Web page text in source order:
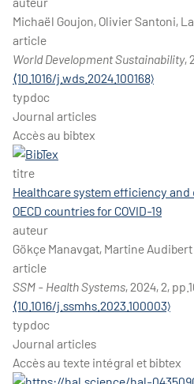
Michaël Goujon, Olivier Santoni,
article
World Development Sustainability,
⟨10.1016/j.wds.2024.100168⟩
typdoc
Journal articles
Accès au bibtex
titre
Healthcare system efficiency
OECD countries for COVID-19
auteur
Gökçe Manavgat, Martine Audibert
article
SSM - Health Systems, 2024, 2,
⟨10.1016/j.ssmhs.2023.100003⟩
typdoc
Journal articles
Accès au texte intégral et bibtex